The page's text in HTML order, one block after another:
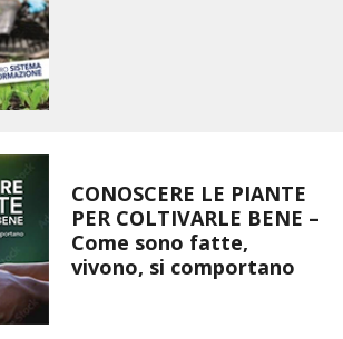
CONOSCERE LE PIANTE
PER COLTIVARLE BENE –
Come sono fatte,
vivono, si comportano